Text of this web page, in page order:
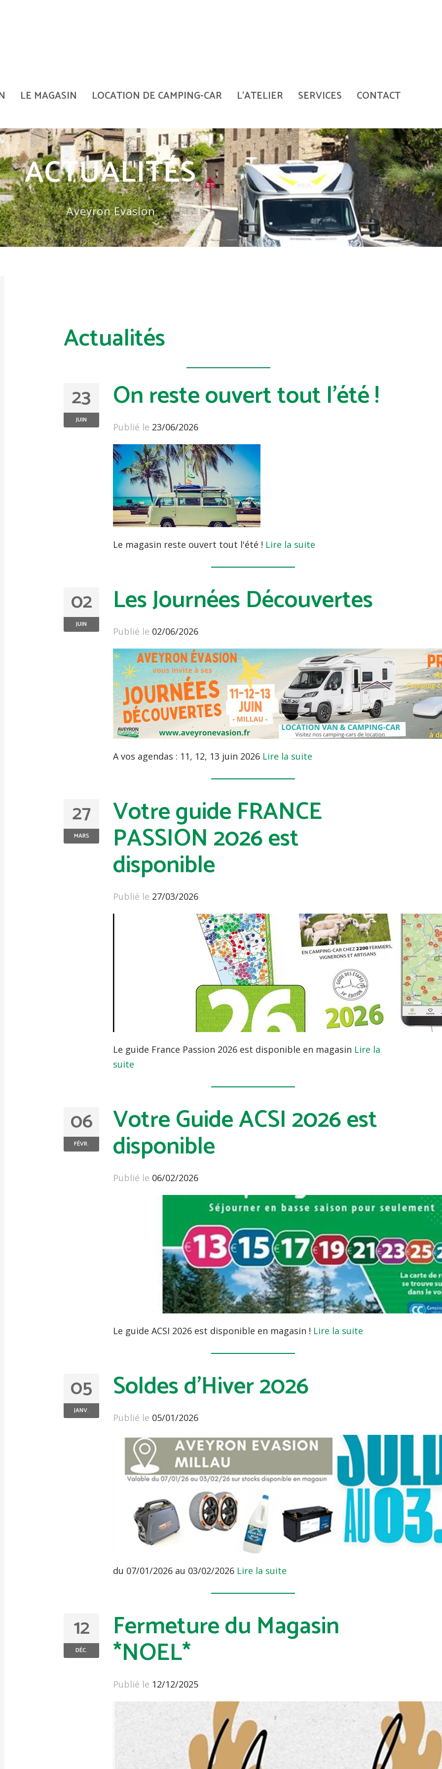
LE MAGASIN LOCATION DE CAMPING-CAR L'ATELIER SERVICES CONTACT
ACTUALITÉS
Aveyron Evasion
Actualités
23
JUIN
On reste ouvert tout l'été !
Publié le 23/06/2026
Le magasin reste ouvert tout l'été ! Lire la suite
02
JUIN
Les Journées Découvertes
Publié le 02/06/2026
A vos agendas : 11, 12, 13 juin 2026 Lire la suite
27
MARS
Votre guide FRANCE
PASSION 2026 est
disponible
Publié le 27/03/2026
Le guide France Passion 2026 est disponible en magasin Lire la
suite
06
FÉVR.
Votre Guide ACSI 2026 est
disponible
Publié le 06/02/2026
Le guide ACSI 2026 est disponible en magasin ! Lire la suite
05
JANV.
Soldes d'Hiver 2026
Publié le 05/01/2026
du 07/01/2026 au 03/02/2026 Lire la suite
12
DÉC.
Fermeture du Magasin
*NOEL*
Publié le 12/12/2025